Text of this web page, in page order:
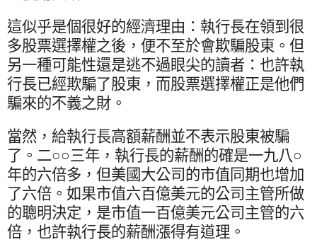
這似乎是個很好的經濟理由：執行長在領到很
多股票選擇權之後，便不至於會欺騙股東。但
另一種可能性還是逃不過眼尖的讀者：也許執
行長已經欺騙了股東，而股票選擇權正是他們
騙來的不義之財。
當然，給執行長高額薪酬並不表示股東被騙
了。二○○三年，執行長的薪酬的確是一九八○
年的六倍多，但美國大公司的市值同期也增加
了六倍。如果市值六百億美元的公司主管所做
的聰明決定，是市值一百億美元公司主管的六
倍，也許執行長的薪酬漲得有道理。